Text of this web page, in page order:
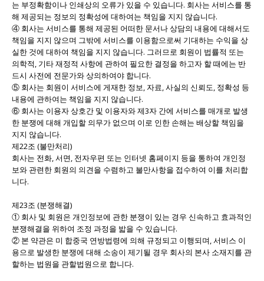
는 부정확함이나 인쇄상의 오류가 있을 수 있습니다. 회사는 서비스를 통
해 제공되는 정보의 정확성에 대하여는 책임을 지지 않습니다.
④ 회사는 서비스를 통해 제공된 어떠한 문서나 상담의 내용에 대해서도
책임을 지지 않으며 그밖에 서비스를 이용함으로써 기대하는 수익을 상
실한 것에 대하여 책임을 지지 않습니다. 그러므로 회원이 법률적 또는
의학적, 기타 재정적 사항에 관하여 필요한 결정을 하고자 할 때에는 반
드시 사전에 전문가와 상의하여야 합니다.
⑤ 회사는 회원이 서비스에 게재한 정보, 자료, 사실의 신뢰도, 정확성 등
내용에 관하여는 책임을 지지 않습니다.
⑥ 회사는 이용자 상호간 및 이용자와 제3자 간에 서비스를 매개로 발생
한 분쟁에 대해 개입할 의무가 없으며 이로 인한 손해는 배상할 책임을
지지 않습니다.
제22조 (불만처리)
회사는 전화, 서면, 전자우편 또는 인터넷 홈페이지 등을 통하여 개인정
보와 관련한 회원의 의견을 수렴하고 불만사항을 접수하여 이를 처리합
니다.
제23조 (분쟁해결)
① 회사 및 회원은 개인정보에 관한 분쟁이 있는 경우 신속하고 효과적인
분쟁해결을 위하여 조정 과정을 밟을 수 있습니다.
② 본 약관은 미 합중국 연방법령에 의해 규정되고 이행되며, 서비스 이
용으로 발생한 분쟁에 대해 소송이 제기될 경우 회사의 본사 소재지를 관
할하는 법원을 관할법원으로 합니다.